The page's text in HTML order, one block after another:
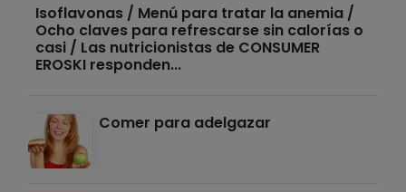
Isoflavonas / Menú para tratar la anemia /
Ocho claves para refrescarse sin calorías o
casi / Las nutricionistas de CONSUMER
EROSKI responden...
Comer para adelgazar